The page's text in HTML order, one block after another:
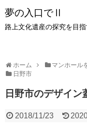
夢の入口でⅡ
路上文化遺産の探究を目指
ホーム マンホール
日野市
日野市のデザイン
2018/11/23